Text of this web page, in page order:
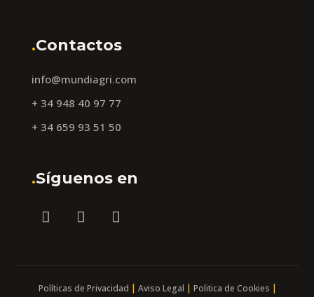
.Contactos
info@mundiagri.com
+ 34 948 40 97 77
+ 34 659 93 51 50
.Síguenos en
Políticas de Privacidad | Aviso Legal | Politica de Cookies |